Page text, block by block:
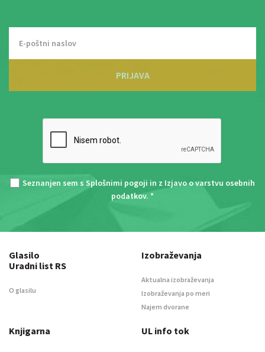
PRIJAVA
Seznanjen sem s Splošnimi pogoji in z Izjavo o varstvu osebnih
podatkov. *
Glasilo
Uradni list RS
O glasilu
Izobraževanja
Aktualna izobraževanja
Izobraževanja po meri
Najem dvorane
Knjigarna UL info tok